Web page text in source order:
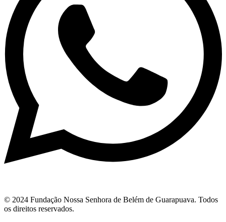
© 2024 Fundação Nossa Senhora de Belém de Guarapuava. Todos
os direitos reservados.